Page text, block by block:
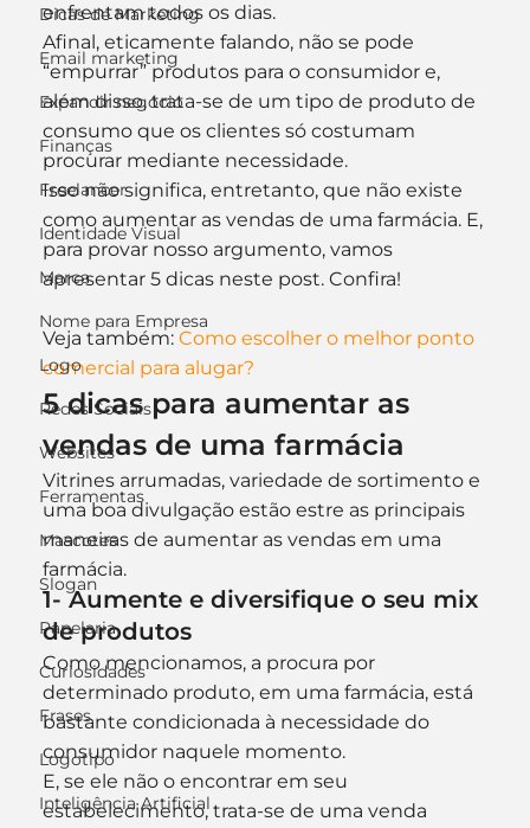
Dicas de Marketing
Email marketing
Expandir negócio
Finanças
Freelancer
Identidade Visual
Marca
Nome para Empresa
Logo
Redes Sociais
Websites
Ferramentas
Mascotes
Slogan
Papelaria
Curiosidades
Frases
Logotipo
Inteligência Artificial
enfrentam todos os dias.
Afinal, eticamente falando, não se pode
“empurrar” produtos para o consumidor e,
além disso, trata-se de um tipo de produto de
consumo que os clientes só costumam
procurar mediante necessidade.
Isso não significa, entretanto, que não existe
como aumentar as vendas de uma farmácia. E,
para provar nosso argumento, vamos
apresentar 5 dicas neste post. Confira!
Veja também: Como escolher o melhor ponto
comercial para alugar?
5 dicas para aumentar as
vendas de uma farmácia
Vitrines arrumadas, variedade de sortimento e
uma boa divulgação estão estre as principais
maneiras de aumentar as vendas em uma
farmácia.
1- Aumente e diversifique o seu mix
de produtos
Como mencionamos, a procura por
determinado produto, em uma farmácia, está
bastante condicionada à necessidade do
consumidor naquele momento.
E, se ele não o encontrar em seu
estabelecimento, trata-se de uma venda